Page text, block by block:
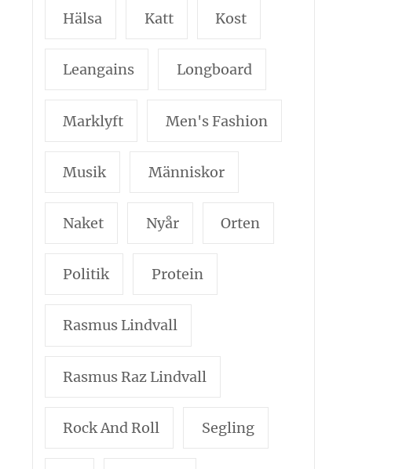
Hälsa Katt Kost
Leangains Longboard
Marklyft Men's Fashion
Musik Människor
Naket Nyår Orten
Politik Protein
Rasmus Lindvall
Rasmus Raz Lindvall
Rock And Roll Segling